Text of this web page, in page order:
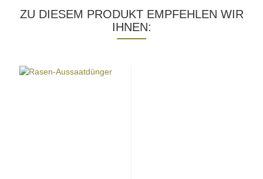
ZU DIESEM PRODUKT EMPFEHLEN WIR
IHNEN: